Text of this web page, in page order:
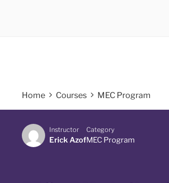
Home Courses MEC Program
Instructor
Erick Azof
Category
MEC Program